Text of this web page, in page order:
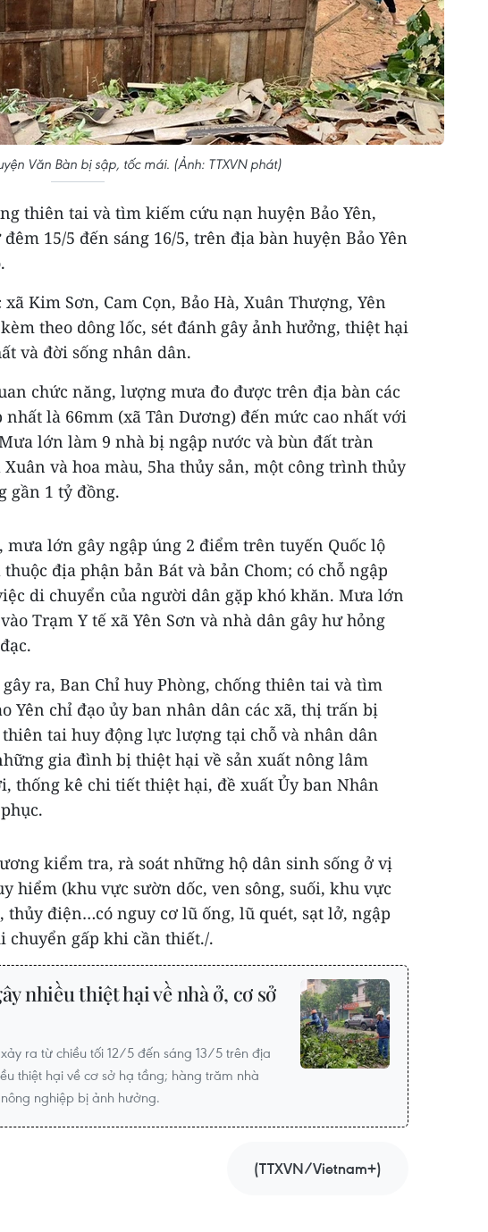
Văn Bàn bị sập, tốc mái. (Ảnh: TTXVN phát)
thiên tai và tìm kiếm cứu nạn huyện Bảo Yên,
15/5 đến sáng 16/5, trên địa bàn huyện Bảo Yên
Kim Sơn, Cam Cọn, Bảo Hà, Xuân Thượng, Yên
theo dông lốc, sét đánh gây ảnh hưởng, thiệt hại
và đời sống nhân dân.
chức năng, lượng mưa đo được trên địa bàn các
nhất là 66mm (xã Tân Dương) đến mức cao nhất với
lớn làm 9 nhà bị ngập nước và bùn đất tràn
và hoa màu, 5ha thủy sản, một công trình thủy
gần 1 tỷ đồng.
mưa lớn gây ngập úng 2 điểm trên tuyến Quốc lộ
địa phận bản Bát và bản Chom; có chỗ ngập
di chuyển của người dân gặp khó khăn. Mưa lớn
Trạm Y tế xã Yên Sơn và nhà dân gây hư hỏng
ra, Ban Chỉ huy Phòng, chống thiên tai và tìm
Yên chỉ đạo ủy ban nhân dân các xã, thị trấn bị
tai huy động lực lượng tại chỗ và nhân dân
gia đình bị thiệt hại về sản xuất nông lâm
thống kê chi tiết thiệt hại, đề xuất Ủy ban Nhân
kiểm tra, rà soát những hộ dân sinh sống ở vị
hiểm (khu vực sườn dốc, ven sông, suối, khu vực
thủy điện…có nguy cơ lũ ống, lũ quét, sạt lở, ngập
chuyển gấp khi cần thiết./.
nhiều thiệt hại về nhà ở, cơ sở
ra từ chiều tối 12/5 đến sáng 13/5 trên địa
thiệt hại về cơ sở hạ tầng; hàng trăm nhà
nghiệp bị ảnh hưởng.
(TTXVN/Vietnam+)